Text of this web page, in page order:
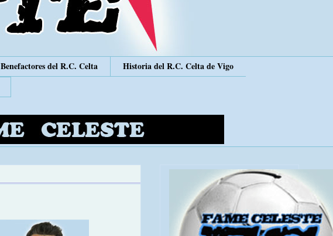
Benefactores del R.C. Celta
Historia del R.C. Celta de Vigo